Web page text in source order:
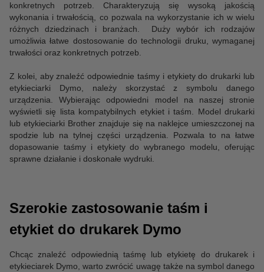
konkretnych potrzeb. Charakteryzują się wysoką jakością
wykonania i trwałością, co pozwala na wykorzystanie ich w wielu
różnych dziedzinach i branżach. Duży wybór ich rodzajów
umożliwia łatwe dostosowanie do technologii druku, wymaganej
trwałości oraz konkretnych potrzeb.
Z kolei, aby znaleźć odpowiednie taśmy i etykiety do drukarki lub
etykieciarki Dymo, należy skorzystać z symbolu danego
urządzenia. Wybierając odpowiedni model na naszej stronie
wyświetli się lista kompatybilnych etykiet i taśm. Model drukarki
lub etykieciarki Brother znajduje się na naklejce umieszczonej na
spodzie lub na tylnej części urządzenia. Pozwala to na łatwe
dopasowanie taśmy i etykiety do wybranego modelu, oferując
sprawne działanie i doskonałe wydruki.
Szerokie zastosowanie taśm i
etykiet do drukarek Dymo
Chcąc znaleźć odpowiednią taśmę lub etykietę do drukarek i
etykieciarek Dymo, warto zwrócić uwagę także na symbol danego